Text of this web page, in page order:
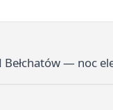
Bełchatów — noc